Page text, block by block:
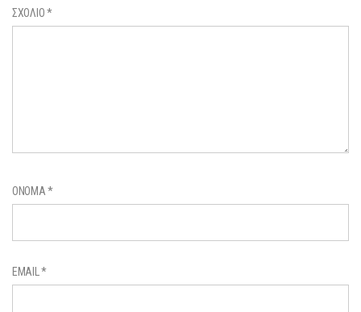
ΣΧΌΛΙΟ*
ΌΝΟΜΑ*
EMAIL*